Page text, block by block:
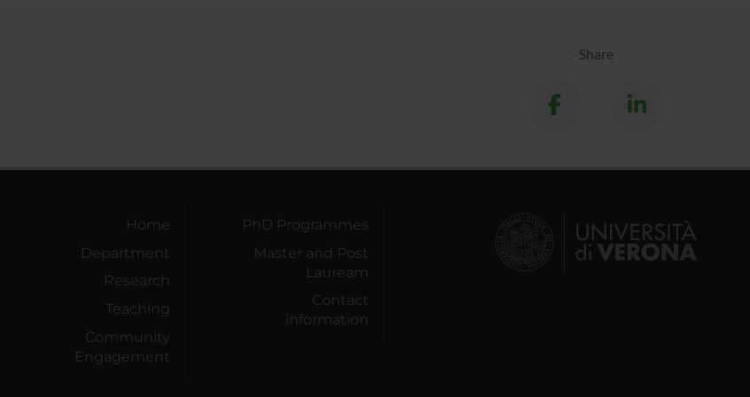
Share
Home
Department
Research
Teaching
Community
Engagement
PhD Programmes
Master and Post
Lauream
Contact
information